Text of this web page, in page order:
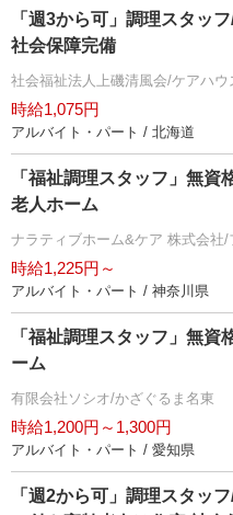
「週3から可」調理スタッ
社会保障完備
社会福祉法人上磯清風会/ケアハウ
時給1,075円
アルバイト・パート / 北海道
「福祉調理スタッフ」無
老人ホーム
ナラティブホーム&ケア 株式会社
時給1,225円～
アルバイト・パート / 神奈川県
「福祉調理スタッフ」無
ーム
有限会社ソシオ/かざぐるま名東
時給1,200円～1,300円
アルバイト・パート / 愛知県
「週2から可」調理スタッ